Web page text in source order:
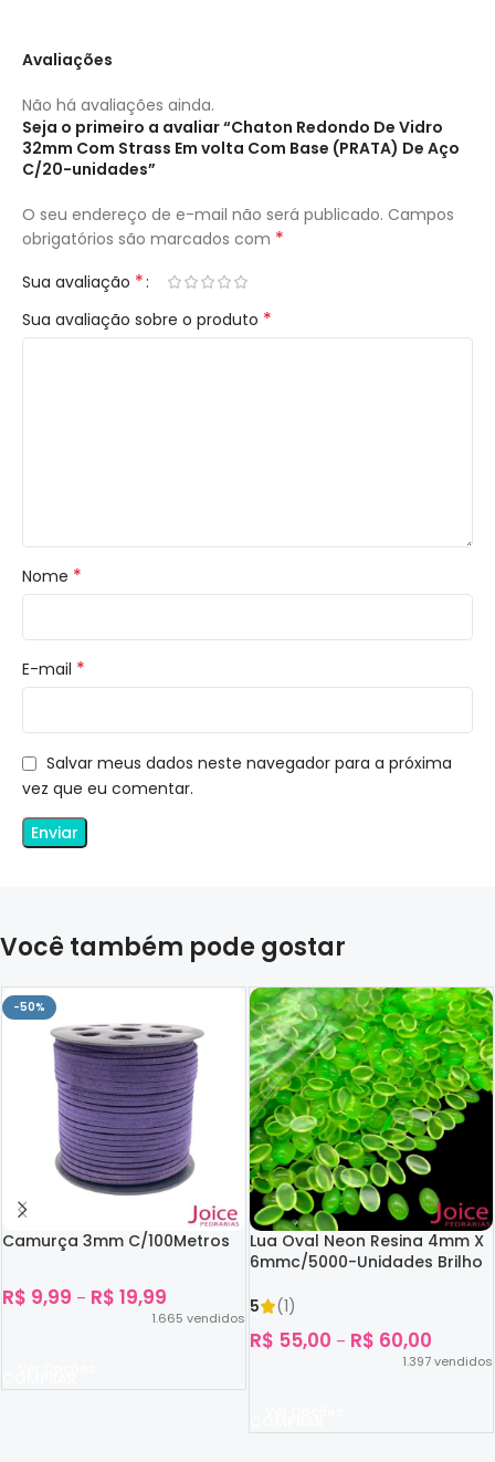
Avaliações
Não há avaliações ainda.
Seja o primeiro a avaliar “Chaton Redondo De Vidro
32mm Com Strass Em volta Com Base (PRATA) De Aço
C/20-unidades”
O seu endereço de e-mail não será publicado. Campos
obrigatórios são marcados com *
Sua avaliação *
Sua avaliação sobre o produto *
Nome *
E-mail *
Salvar meus dados neste navegador para a próxima
vez que eu comentar.
Você também pode gostar
-50%
Camurça 3mm C/100Metros
R$ 9,99 – R$ 19,99
1.665 vendidos
Lua Oval Neon Resina 4mm X
6mmc/5000-Unidades Brilho
5
(1)
R$ 55,00 – R$ 60,00
1.397vendidos